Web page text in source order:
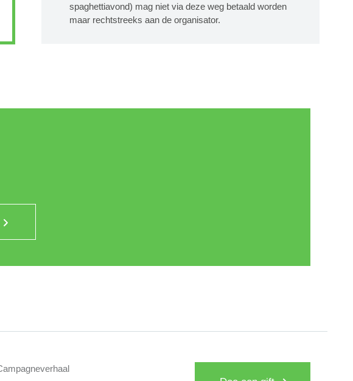
spaghettiavond) mag niet via deze weg betaald worden
maar rechtstreeks aan de organisator.